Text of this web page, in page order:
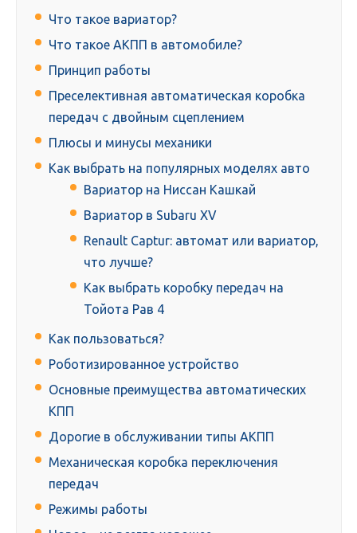
Что такое вариатор?
Что такое АКПП в автомобиле?
Принцип работы
Преселективная автоматическая коробка
передач с двойным сцеплением
Плюсы и минусы механики
Как выбрать на популярных моделях авто
Вариатор на Ниссан Кашкай
Вариатор в Subaru XV
Renault Captur: автомат или вариатор,
что лучше?
Как выбрать коробку передач на
Тойота Рав 4
Как пользоваться?
Роботизированное устройство
Основные преимущества автоматических
КПП
Дорогие в обслуживании типы АКПП
Механическая коробка переключения
передач
Режимы работы